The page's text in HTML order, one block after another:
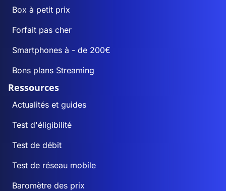
Box à petit prix
Forfait pas cher
Smartphones à - de 200€
Bons plans Streaming
Ressources
Actualités et guides
Test d'éligibilité
Test de débit
Test de réseau mobile
Baromètre des prix